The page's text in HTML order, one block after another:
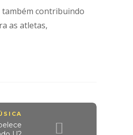
também contribuindo
as atletas,